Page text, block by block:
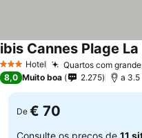
3 EstrelasHotel Quartos com
ibis Cannes Plage
8,0 Muito boa 2.275 a 3.5
De € 70
Consulte os preços de 11